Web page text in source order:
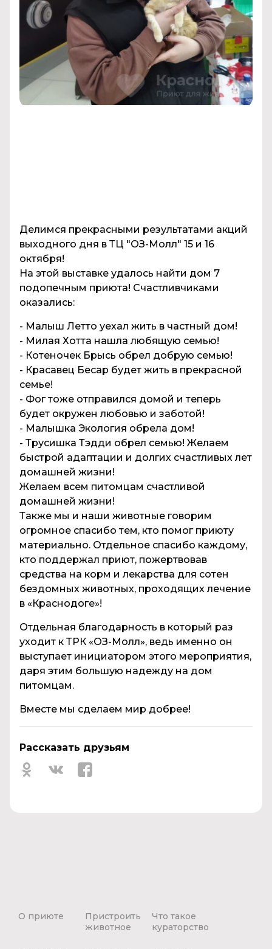
Делимся прекрасными результатами акций
выходного дня в ТЦ "ОЗ-Молл" 15 и 16
октября!
На этой выставке удалось найти дом 7
подопечным приюта! Счастливчиками
оказались:
- Малыш Летто уехал жить в частный дом!
- Милая Хотта нашла любящую семью!
- Котеночек Брысь обрел добрую семью!
- Красавец Бесар будет жить в прекрасной
семье!
- Фог тоже отправился домой и теперь
будет окружен любовью и заботой!
- Малышка Экология обрела дом!
- Трусишка Тэдди обрел семью! Желаем
быстрой адаптации и долгих счастливых лет
домашней жизни!
Желаем всем питомцам счастливой
домашней жизни!
Также мы и наши животные говорим
огромное спасибо тем, кто помог приюту
материально. Отдельное спасибо каждому,
кто поддержал приют, пожертвовав
средства на корм и лекарства для сотен
бездомных животных, проходящих лечение
в «Краснодоге»!
Отдельная благодарность в который раз
уходит к ТРК «OЗ-Молл», ведь именно он
выступает инициатором этого мероприятия,
даря этим большую надежду на дом
питомцам.
Вместе мы сделаем мир добрее!
Рассказать друзьям
О приюте
Пристроить
животное
Что такое
кураторство